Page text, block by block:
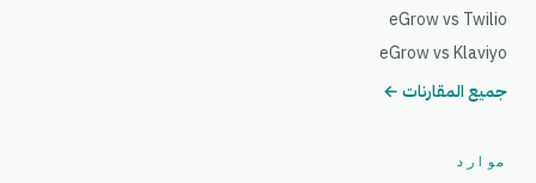
eGrow vs Twilio
eGrow vs Klaviyo
جميع المقارنات ←
موارد